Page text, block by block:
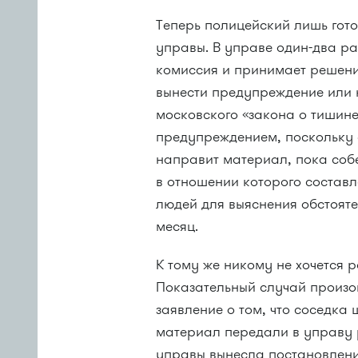
Теперь полицейский лишь
управы. В управе один-два
комиссия и принимает
вынести предупреждение
московского «закона о
предупреждением,
направит материал, пока
в отношении которого
людей для выяснения
месяц.
К тому же никому не хочется
Показательный случай
заявление о том, что
материал передали в
управы вынесла